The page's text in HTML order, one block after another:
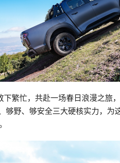
繁忙，共赴一场春日浪漫之旅
够野、够安全三大硬核实力，